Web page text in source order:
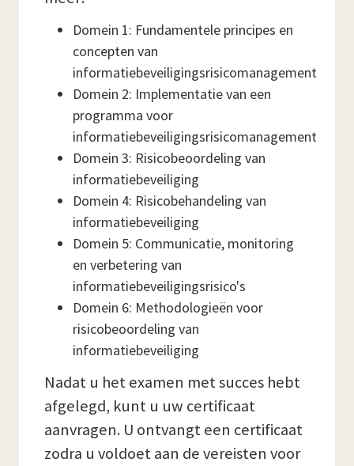
Domein 1: Fundamentele principes en
concepten van
informatiebeveiligingsrisicomanagement
Domein 2: Implementatie van een
programma voor
informatiebeveiligingsrisicomanagement
Domein 3: Risicobeoordeling van
informatiebeveiliging
Domein 4: Risicobehandeling van
informatiebeveiliging
Domein 5: Communicatie, monitoring
en verbetering van
informatiebeveiligingsrisico's
Domein 6: Methodologieën voor
risicobeoordeling van
informatiebeveiliging
Nadat u het examen met succes hebt
afgelegd, kunt u uw certificaat
aanvragen. U ontvangt een certificaat
zodra u voldoet aan de vereisten voor